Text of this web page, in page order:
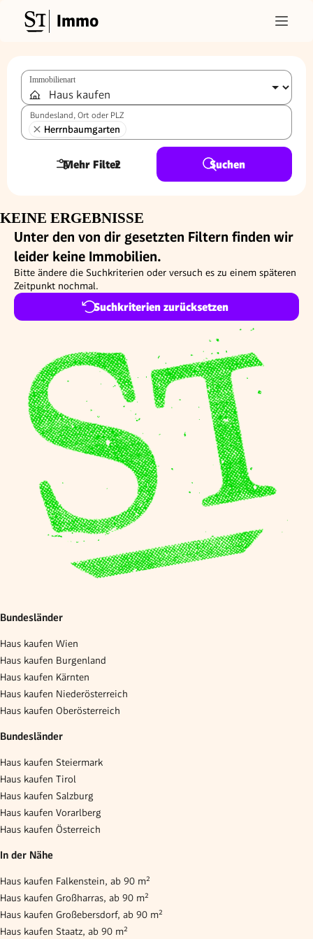
Immo
Immobilienart
Bundesland, Ort oder PLZ
Herrnbaumgarten
Mehr Filter
2 Suchen
KEINE ERGEBNISSE
Unter den von dir gesetzten Filtern finden wir
leider keine Immobilien.
Bitte ändere die Suchkriterien oder versuch es zu einem späteren
Zeitpunkt nochmal.
Suchkriterien zurücksetzen
Bundesländer
Haus kaufen Wien
Haus kaufen Burgenland
Haus kaufen Kärnten
Haus kaufen Niederösterreich
Haus kaufen Oberösterreich
Bundesländer
Haus kaufen Steiermark
Haus kaufen Tirol
Haus kaufen Salzburg
Haus kaufen Vorarlberg
Haus kaufen Österreich
In der Nähe
Haus kaufen Falkenstein, ab 90 m²
Haus kaufen Großharras, ab 90 m²
Haus kaufen Großebersdorf, ab 90 m²
Haus kaufen Staatz, ab 90 m²